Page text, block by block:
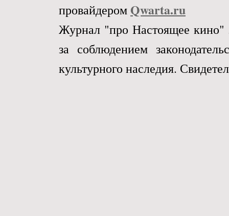
провайдером Qwarta.ru
Журнал "про Настоящее кино"
за соблюдением
культурного наследия.